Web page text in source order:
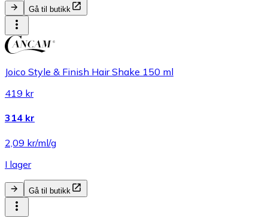
Gå til butikk
Joico Style & Finish Hair Shake 150 ml
419 kr
314 kr
2,09 kr/ml/g
I lager
Gå til butikk